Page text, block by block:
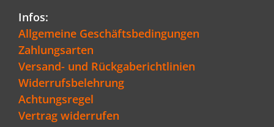
Infos:
Allgemeine Geschäftsbedingungen
Zahlungsarten
Versand- und Rückgaberichtlinien
Widerrufsbelehrung
Achtungsregel
Vertrag widerrufen